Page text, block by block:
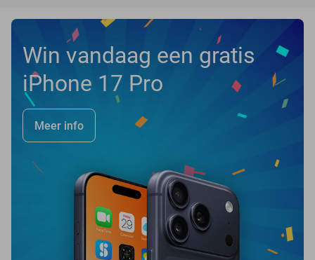
Win vandaag een gratis
iPhone 17 Pro
Meer info